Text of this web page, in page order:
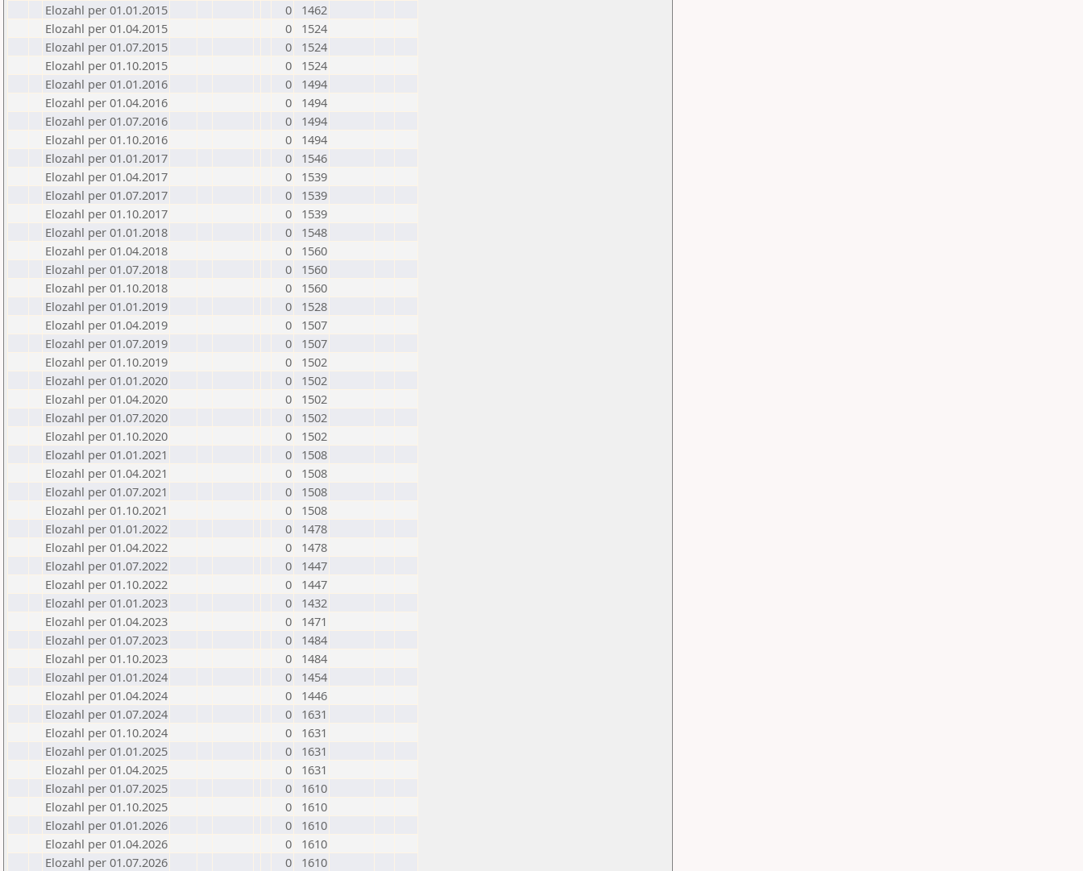
Elozahl per 01.01.2015
0
1462
Elozahl per 01.04.2015
0
1524
Elozahl per 01.07.2015
0
1524
Elozahl per 01.10.2015
0
1524
Elozahl per 01.01.2016
0
1494
Elozahl per 01.04.2016
0
1494
Elozahl per 01.07.2016
0
1494
Elozahl per 01.10.2016
0
1494
Elozahl per 01.01.2017
0
1546
Elozahl per 01.04.2017
0
1539
Elozahl per 01.07.2017
0
1539
Elozahl per 01.10.2017
0
1539
Elozahl per 01.01.2018
0
1548
Elozahl per 01.04.2018
0
1560
Elozahl per 01.07.2018
0
1560
Elozahl per 01.10.2018
0
1560
Elozahl per 01.01.2019
0
1528
Elozahl per 01.04.2019
0
1507
Elozahl per 01.07.2019
0
1507
Elozahl per 01.10.2019
0
1502
Elozahl per 01.01.2020
0
1502
Elozahl per 01.04.2020
0
1502
Elozahl per 01.07.2020
0
1502
Elozahl per 01.10.2020
0
1502
Elozahl per 01.01.2021
0
1508
Elozahl per 01.04.2021
0
1508
Elozahl per 01.07.2021
0
1508
Elozahl per 01.10.2021
0
1508
Elozahl per 01.01.2022
0
1478
Elozahl per 01.04.2022
0
1478
Elozahl per 01.07.2022
0
1447
Elozahl per 01.10.2022
0
1447
Elozahl per 01.01.2023
0
1432
Elozahl per 01.04.2023
0
1471
Elozahl per 01.07.2023
0
1484
Elozahl per 01.10.2023
0
1484
Elozahl per 01.01.2024
0
1454
Elozahl per 01.04.2024
0
1446
Elozahl per 01.07.2024
0
1631
Elozahl per 01.10.2024
0
1631
Elozahl per 01.01.2025
0
1631
Elozahl per 01.04.2025
0
1631
Elozahl per 01.07.2025
0
1610
Elozahl per 01.10.2025
0
1610
Elozahl per 01.01.2026
0
1610
Elozahl per 01.04.2026
0
1610
Elozahl per 01.07.2026
0 1610